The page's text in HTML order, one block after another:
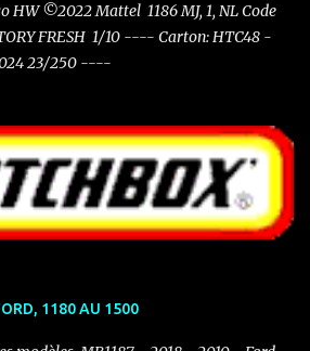
HW ©2022 Mattel 1186 MJ, 1, NL Code
FRESH 1/10 ---- Carton: HTC48 -
23/250 ----
1180 AU 1500